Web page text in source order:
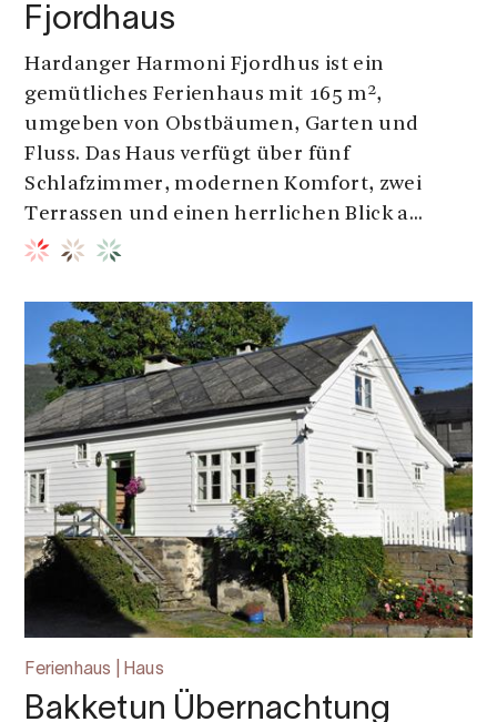
Fjordhaus
Hardanger Harmoni Fjordhus ist ein
gemütliches Ferienhaus mit 165 m²,
umgeben von Obstbäumen, Garten und
Fluss. Das Haus verfügt über fünf
Schlafzimmer, modernen Komfort, zwei
Terrassen und einen herrlichen Blick a...
Ferienhaus | Haus
Bakketun Übernachtung